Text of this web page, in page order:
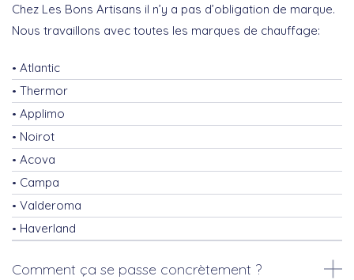
Chez Les Bons Artisans il n’y a pas d’obligation de marque.
Nous travaillons avec toutes les marques de chauffage:
Atlantic
Thermor
Applimo
Noirot
Acova
Campa
Valderoma
Haverland
Comment ça se passe concrètement ?